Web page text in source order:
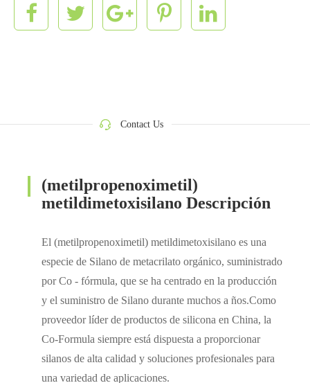
Contact Us
(metilpropenoximetil)
metildimetoxisilano Descripción
El (metilpropenoximetil) metildimetoxisilano es una
especie de Silano de metacrilato orgánico, suministrado
por Co - fórmula, que se ha centrado en la producción
y el suministro de Silano durante muchos a ños.Como
proveedor líder de productos de silicona en China, la
Co-Formula siempre está dispuesta a proporcionar
silanos de alta calidad y soluciones profesionales para
una variedad de aplicaciones.